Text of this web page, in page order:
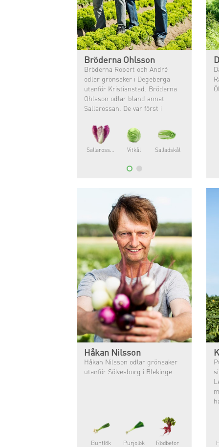
Bröderna Ohlsson
Bröderna Robert och André
odlar grönsaker i Degeberga
utanför Kristianstad. Bröderna
Ohlsson odlar bland annat
Sallarossan. De var först i
provodling av Sallarossan och nu
odlas den i större skala.
Sallarossa® Vitkål Salladskål
Håkan Nilsson
Håkan Nilsson odlar grönsaker
utanför Sölvesborg i Blekinge.
Buntlök Purjolök Rödbetor